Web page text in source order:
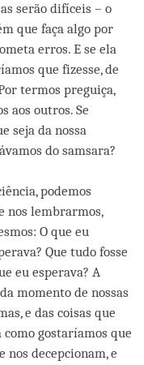
serão difíceis – o
que faça algo por
erros. E se ela
que fizesse, de
termos preguiça,
aos outros. Se
seja da nossa
do samsara?
podemos
nos lembrarmos,
O que eu
Que tudo fosse
eu esperava? A
momento de nossas
e das coisas que
gostaríamos que
nos decepcionam, e